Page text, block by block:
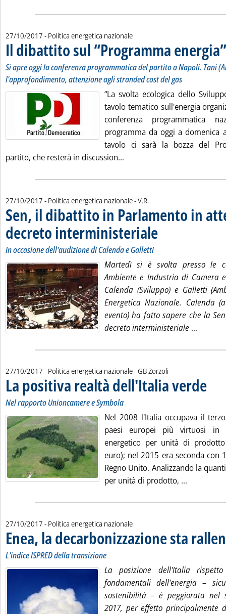
27/10/2017 - Politica energetica nazionale
Il dibattito sul “Programma
Si apre oggi la conferenza programmatica del partito a Napoli. Tani
l'approfondimento, attenzione agli stranded cost del gas
“La svolta ecologica dello
tavolo tematico sull'energia
conferenza programmatica
programma da oggi a domenica
tavolo ci sarà la bozza del
partito, che resterà in discussion...
27/10/2017 - Politica energetica nazionale -di:
V.R.
Sen, il dibattito in Parlamento in
decreto interministeriale
In occasione dell'audizione di Calenda e Galletti
Martedì si è svolta presso le
Ambiente e Industria di Camera
Calenda (Sviluppo) e Galletti
Energetica Nazionale. Calenda
evento) ha fatto sapere che la
decreto interministeriale ...
27/10/2017 - Politica energetica nazionale -di:
GB Zorzoli
La positiva realtà dell'Italia verde
Nel rapporto Unioncamere e Symbola
Nel 2008 l'Italia occupava il
paesi europei più virtuosi in
energetico per unità di
euro); nel 2015 era seconda con
Regno Unito. Analizzando la
per unità di prodotto, ...
27/10/2017 - Politica energetica nazionale
Enea, la decarbonizzazione sta
L'indice ISPRED della transizione
La posizione dell'Italia
fondamentali dell'energia –
sostenibilità – è peggiorata nel
2017, per effetto principalmente